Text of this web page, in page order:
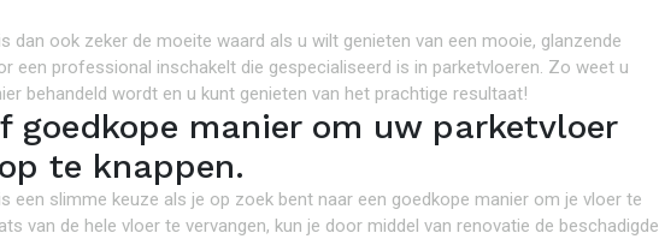
dan ook zeker de moeite waard als u wilt genieten van een mooie, glanzende
een professional inschakelt die gespecialiseerd is in parketvloeren. Zo weet u
behandeld wordt en u kunt genieten van het prachtige resultaat!
goedkope manier om uw parketvloer
te knappen.
een slimme keuze als je op zoek bent naar een goedkope manier om je vloer te
van de hele vloer te vervangen, kun je door middel van renovatie de beschadigde